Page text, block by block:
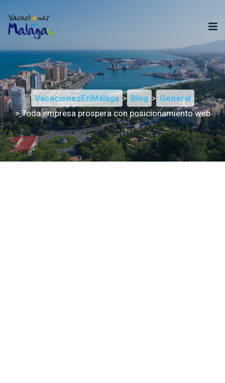
VacacionesEnMálaga > Blog > General
> Toda empresa prospera con posicionamiento web